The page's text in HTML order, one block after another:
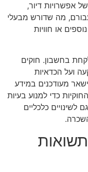
אפשרויות דיור,
מה שדורש מבעלי
או חוויות
בחשבון. חוקים
ועל הכדאיות
מעודכנים במידע
כדי למנוע בעיות
לשינויים כלכליים